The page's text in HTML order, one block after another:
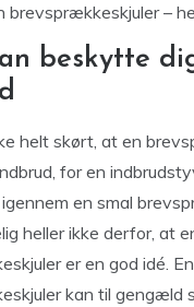
brevsprækkeskjuler –
beskytte
helt skørt, at en
for en
en smal
heller ikke derfor, at
er en god idé. En
kan til gengæld